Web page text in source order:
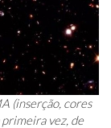
(inserção, cores
vez, de